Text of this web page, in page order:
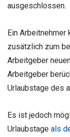
ausgeschlossen.
Ein Arbeitnehmer
zusätzlich zum
Arbeitgeber
Arbeitgeber
Urlaubstage des
Es ist jedoch
Urlaubstage als